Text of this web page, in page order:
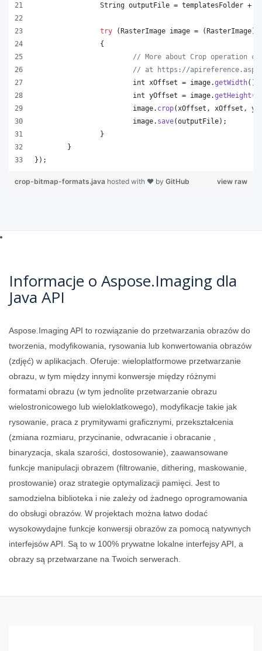
String outputFile = templatesFolder +
try (RasterImage image = (RasterImage)
		{
// More about Crop operation
// at https://
int
xOffset = image.getWidth()
int yOffset = image.getHeight
image. crop( xOffset , xOffset ,
image. save(outputFile);
		}
	}
});
view raw
crop-bitmap-formats.java hosted with ❤ by GitHub
Informacje o Aspose.Imaging dla
Java API
Aspose.Imaging API to rozwiązanie do przetwarzania obrazów do
tworzenia, modyfikowania, rysowania lub konwertowania obrazów
(zdjęć) w aplikacjach. Oferuje: wieloplatformowe przetwarzanie
obrazu, w tym między innymi konwersje między różnymi
formatami obrazu (w tym jednolite przetwarzanie obrazu
wielostronicowego lub wieloklatkowego), modyfikacje takie jak
rysowanie, praca z prymitywami graficznymi, przekształcenia
(zmiana rozmiaru, przycinanie, odwracanie i obracanie ,
binaryzacja, skala szarości, dostosowanie), zaawansowane
funkcje manipulacji obrazem (filtrowanie, dithering, maskowanie,
prostowanie) oraz strategie optymalizacji pamięci. Jest to
samodzielna biblioteka i nie zależy od żadnego oprogramowania
do obsługi obrazów. W projektach można łatwo dodać
wysokowydajne funkcje konwersji obrazów za pomocą natywnych
interfejsów API. Są to w 100% prywatne lokalne interfejsy API, a
obrazy są przetwarzane na Twoich serwerach.